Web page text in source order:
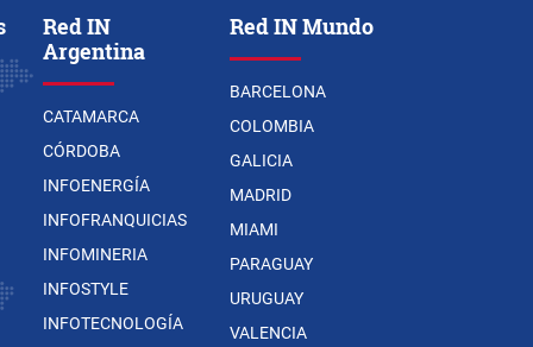
Red IN
Argentina
CATAMARCA
CÓRDOBA
INFOENERGÍA
INFOFRANQUICIAS
INFOMINERIA
INFOSTYLE
INFOTECNOLOGÍA
Red IN Mundo
BARCELONA
COLOMBIA
GALICIA
MADRID
MIAMI
PARAGUAY
URUGUAY
VALENCIA